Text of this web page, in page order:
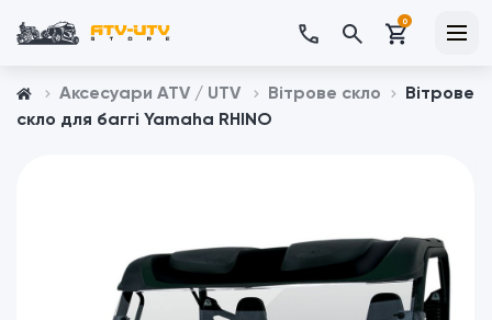
0
Аксесуари ATV / UTV Вітрове скло
Вітрове
скло для баггі Yamaha RHINO